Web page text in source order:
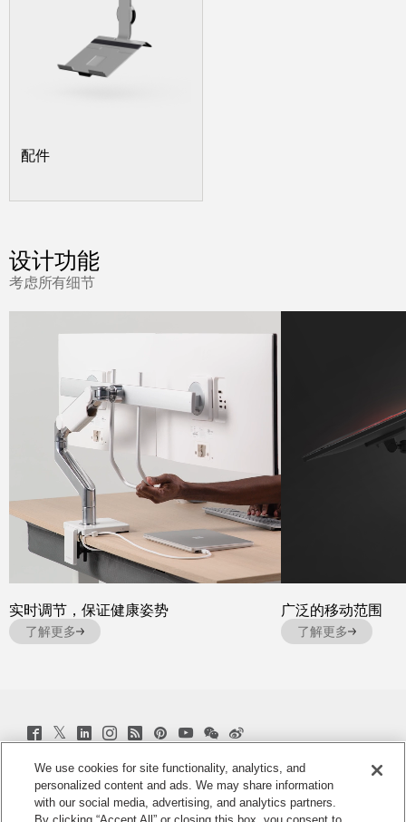
配件
设计功能
考虑所有细节
实时调节，保证健康姿势
了解更多
广泛的移动范围
了解更多
Facebook
(opens
window)
Twitter
(opens
window)
LinkedIn
(opens
window)
Instagram
(opens
window)
Humanscale
Blog
new
window)
Pinterst
(opens
window)
YouTube
(opens
window)
WeChat
(opens
window)
Webio
(opens
window)
注册获取促销和新闻
电子邮件注册
We use cookies for site functionality, analytics, and
personalized content and ads. We may share information
with our social media, advertising, and analytics partners.